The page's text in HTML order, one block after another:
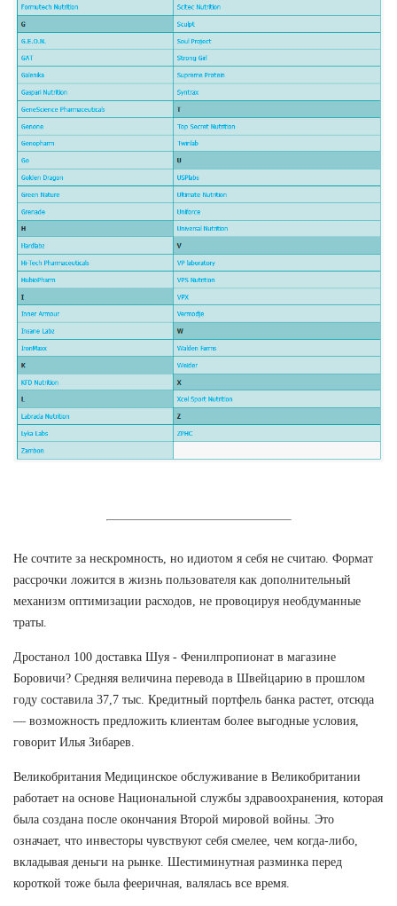
Не сочтите за нескромность, но идиотом я себя не считаю. Формат
рассрочки ложится в жизнь пользователя как дополнительный
механизм оптимизации расходов, не провоцируя необдуманные
траты.
Дростанол 100 доставка Шуя - Фенилпропионат в магазине
Боровичи? Средняя величина перевода в Швейцарию в прошлом
году составила 37,7 тыс. Кредитный портфель банка растет, отсюда
— возможность предложить клиентам более выгодные условия,
говорит Илья Зибарев.
Великобритания Медицинское обслуживание в Великобритании
работает на основе Национальной службы здравоохранения, которая
была создана после окончания Второй мировой войны. Это
означает, что инвесторы чувствуют себя смелее, чем когда-либо,
вкладывая деньги на рынке. Шестиминутная разминка перед
короткой тоже была фееричная, валялась все время.